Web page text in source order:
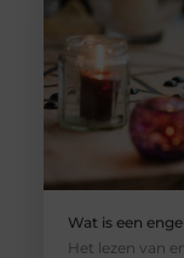
Wat is een
Het lezen van